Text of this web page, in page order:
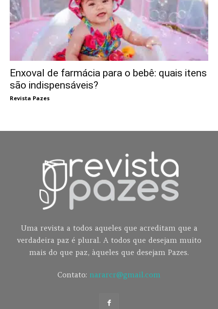
Enxoval de farmácia para o bebê: quais itens
são indispensáveis?
Revista Pazes
Uma revista a todos aqueles que acreditam que a
verdadeira paz é plural. A todos que desejam muito
mais do que paz, àqueles que desejam Pazes.
Contato: nararcr@gmail.com